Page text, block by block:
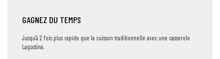
GAGNEZ DU TEMPS
Jusqu'à 2 fois plus rapide que la cuisson traditionnelle avec une casserole
Lagostina.